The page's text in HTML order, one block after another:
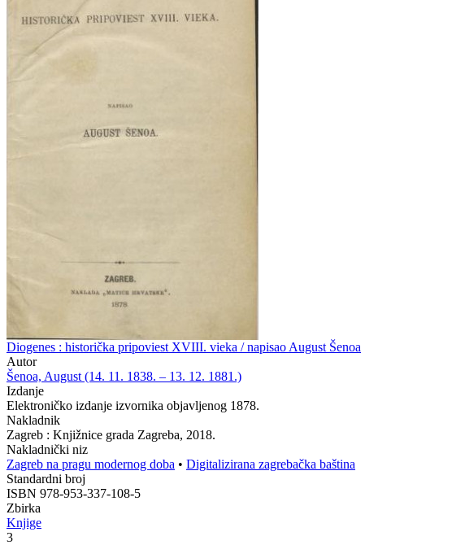
Diogenes : historička pripoviest XVIII. vieka / napisao August Šenoa
Autor
Šenoa, August (14. 11. 1838. – 13. 12. 1881.)
Izdanje
Elektroničko izdanje izvornika objavljenog 1878.
Nakladnik
Zagreb : Knjižnice grada Zagreba, 2018.
Nakladnički niz
Zagreb na pragu modernog doba • Digitalizirana zagrebačka baština
Standardni broj
ISBN 978-953-337-108-5
Zbirka
Knjige
3